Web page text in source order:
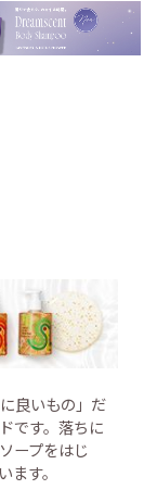
良いもの」だ
です。落ちに
ープをはじ
す。